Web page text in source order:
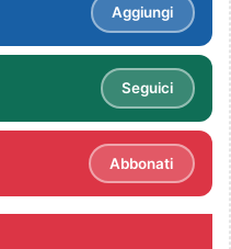
Aggiungi
Seguici
Abbonati